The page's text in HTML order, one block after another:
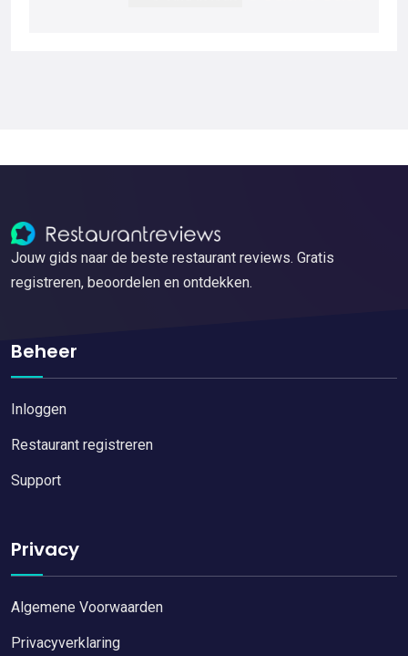
Jouw gids naar de beste restaurant reviews. Gratis
registreren, beoordelen en ontdekken.
Beheer
Inloggen
Restaurant registreren
Support
Privacy
Algemene Voorwaarden
Privacyverklaring